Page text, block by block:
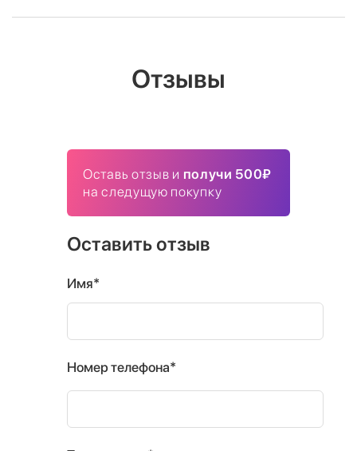
Отзывы
Оставь отзыв и получи 500₽
на следущую покупку
Оставить отзыв
Имя*
Номер телефона*